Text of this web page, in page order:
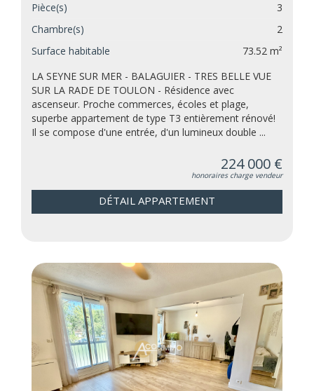
Pièce(s)
3
Chambre(s)
2
Surface habitable
73.52 m²
LA SEYNE SUR MER - BALAGUIER - TRES BELLE VUE
SUR LA RADE DE TOULON - Résidence avec
ascenseur. Proche commerces, écoles et plage,
superbe appartement de type T3 entièrement rénové!
Il se compose d'une entrée, d'un lumineux double ...
224 000 €
honoraires charge vendeur
DÉTAIL APPARTEMENT